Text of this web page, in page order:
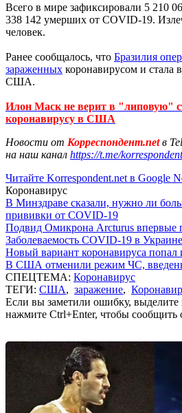
Всего в мире зафиксировали 5 210
338 142 умерших от COVID-19.
человек.
Ранее сообщалось, что Бразилия
зараженных коронавирусом и стала
США.
Илон Маск не верит в "липовую"
коронавирусу в США
Новости от Корреспондент.netв
на наш канал https://t.me/
Читайте Korrespondent.net в Google
Коронавирус
В Минздраве сказали, нужно ли
прививки от COVID-19
Подвид Омикрона Arcturus впервые
Заболеваемость COVID-19 в
Новый вариант коронавируса
В США отменили режим ЧС,
СПЕЦТЕМА: Коронавирус
ТЕГИ: США, заражение,
Если вы заметили ошибку, выделите
нажмите Ctrl+Enter, чтобы сообщить